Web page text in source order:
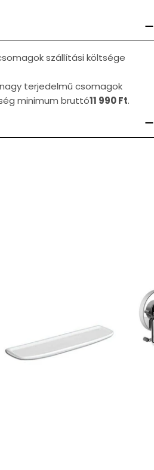
szállítási költsége
terjedelmű csomagok
minimum bruttó11 990 Ft.